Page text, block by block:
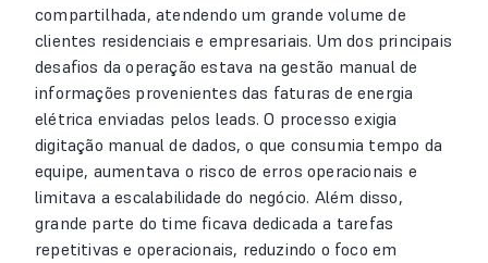
compartilhada, atendendo um grande volume de
clientes residenciais e empresariais. Um dos principais
desafios da operação estava na gestão manual de
informações provenientes das faturas de energia
elétrica enviadas pelos leads. O processo exigia
digitação manual de dados, o que consumia tempo da
equipe, aumentava o risco de erros operacionais e
limitava a escalabilidade do negócio. Além disso,
grande parte do time ficava dedicada a tarefas
repetitivas e operacionais, reduzindo o foco em